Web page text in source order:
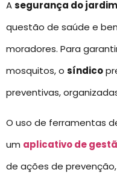
Asegurança do
questão de saúde e
moradores. Para
mosquitos, o síndico
preventivas,
O uso de ferramentas
um aplicativo de
de ações de